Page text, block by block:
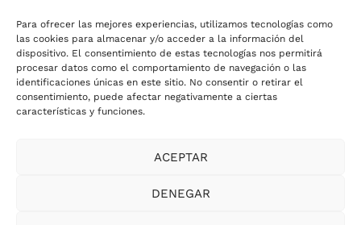
Para ofrecer las mejores experiencias, utilizamos tecnologías como
las cookies para almacenar y/o acceder a la información del
dispositivo. El consentimiento de estas tecnologías nos permitirá
procesar datos como el comportamiento de navegación o las
identificaciones únicas en este sitio. No consentir o retirar el
consentimiento, puede afectar negativamente a ciertas
características y funciones.
ACEPTAR
DENEGAR
Legal
Aviso legal